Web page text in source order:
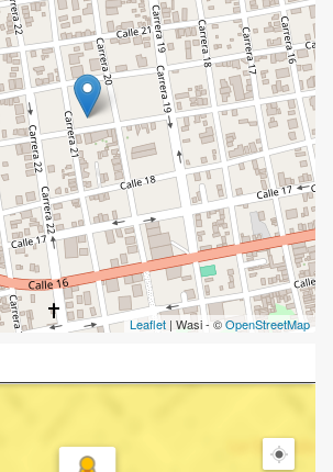
Leaflet | Wasi - ©OpenStreetMap